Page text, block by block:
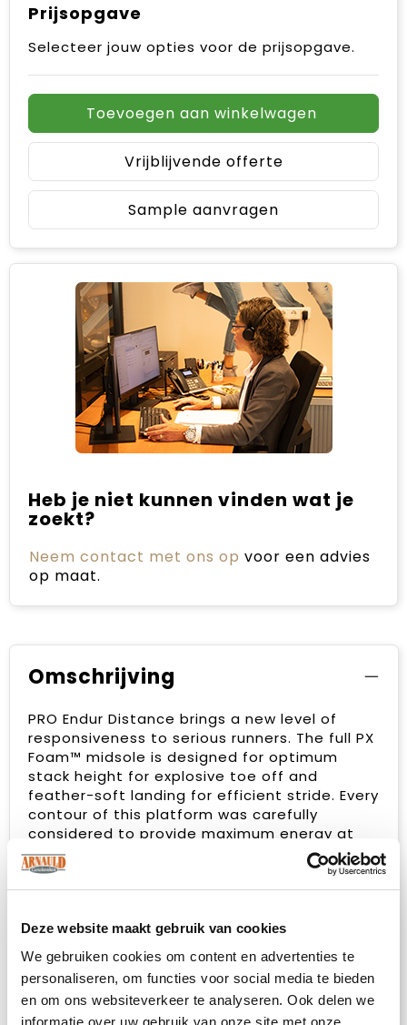
Deze website maakt gebruik van cookies
We gebruiken cookies om content en advertenties te
personaliseren, om functies voor social media te bieden
en om ons websiteverkeer te analyseren. Ook delen we
informatie over uw gebruik van onze site met onze
Prijsopgave
Selecteer jouw opties voor de prijsopgave.
Toevoegen aan winkelwagen
Vrijblijvende offerte
Sample aanvragen
Heb je niet kunnen vinden wat je
zoekt?
Neem contact met ons op voor een advies
op maat.
Omschrijving
PRO Endur Distance brings a new level of
responsiveness to serious runners. The full PX
Foam™ midsole is designed for optimum
stack height for explosive toe off and
feather-soft landing for efficient stride. Every
contour of this platform was carefully
considered to provide maximum energy at
varying speeds. The fully engineered one-
piece mesh upper works in unison with the
foot to provide comfort and support with
vibrant performance and simplicity in design.
• One-piece engineered mesh upper • PX
Foam™ midsole for superior feel and rebound
• Contoured foam midsole for reduced
weight and premium comfort • Contact road